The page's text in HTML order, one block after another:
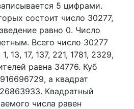
5 цифрами.
состоит число 30277,
равно 0. Число
Всего число 30277
1, 13, 17, 137, 221, 1781, 2329,
равна 34776. Куб
а квадрат
Квадратный
числа равен